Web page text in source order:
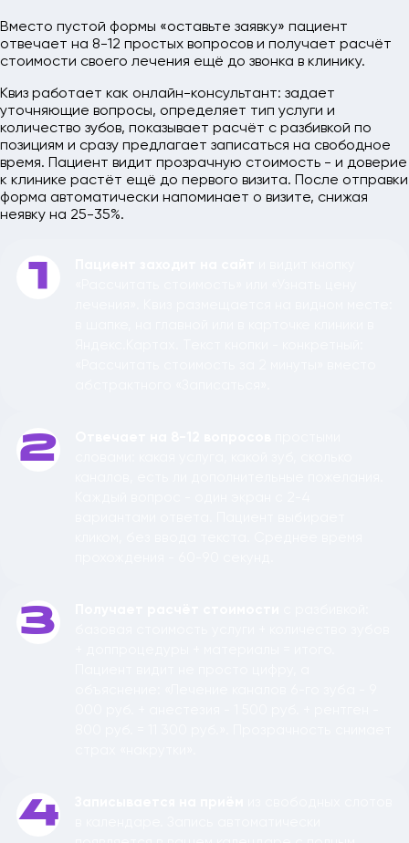
Вместо пустой формы «оставьте заявку» пациент
отвечает на 8-12 простых вопросов и получает расчёт
стоимости своего лечения ещё до звонка в клинику.
Квиз работает как онлайн-консультант: задает
уточняющие вопросы, определяет тип услуги и
количество зубов, показывает расчёт с разбивкой по
позициям и сразу предлагает записаться на свободное
время. Пациент видит прозрачную стоимость - и доверие
к клинике растёт ещё до первого визита. После отправки
форма автоматически напоминает о визите, снижая
неявку на 25-35%.
1
2
3
4